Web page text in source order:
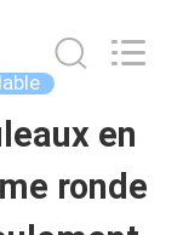
en
ronde